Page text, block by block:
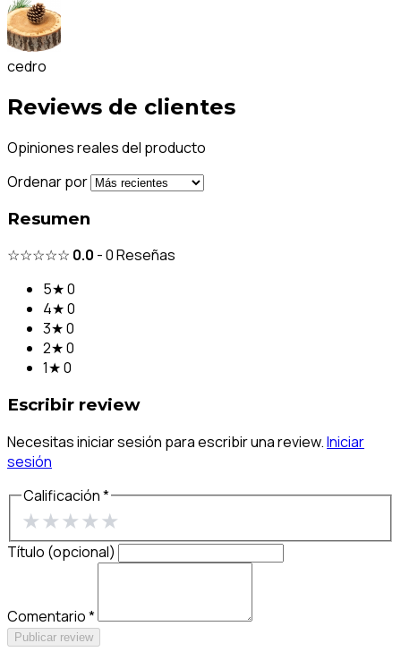
cedro
Reviews de clientes
Opiniones reales del producto
Ordenar por
Resumen
☆☆☆☆☆ 0.0 -0Reseñas
5★0
4★0
3★0
2★0
1★0
Escribir review
Necesitas iniciar sesión para escribir una review.Iniciar
sesión
Calificación *
★★★★★
Título (opcional)
Comentario *
Publicar review